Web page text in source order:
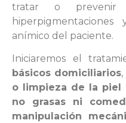
tratar o
anímico del paciente.
Iniciaremos el
básicos domiciliarios
o limpieza de la piel
no grasas ni
manipulación